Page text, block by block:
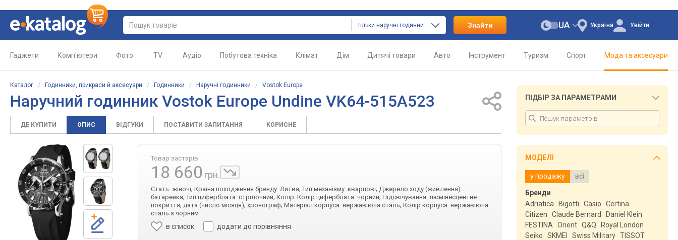
тільки наручні годинники Знайти Україна
UA Увійти
Гаджети Комп'ютери Фото TV Аудіо Побутова техніка Клімат Дім Дитячі товари Авто Інструмент Туризм Спорт Мода та аксесуари
Каталог / Годинники, прикраси й аксесуари / Годинники / Наручні годинники / Vostok Europe
Наручний годинник Vostok Europe Undine VK64-515A523
ДЕ КУПИТИ ОПИС ВІДГУКИ ПОСТАВИТИ ЗАПИТАННЯ КОРИСНЕ
Товар застарів
18 660 грн.
Стать: жіночі; Країна походження бренду: Литва; Тип механізму: кварцові; Джерело ходу (живлення):
батарейка; Тип циферблата: стрілочний; Колір: Колір циферблата: чорний; Підсвічування: люмінесцентне
покриття; дата (число місяця); хронограф; Матеріал корпуса: нержавіюча сталь; Колір корпуса: нержавіюча
сталь з чорним
в список додати до порівняння
ПІДБІР ЗА ПАРАМЕТРАМИ
МОДЕЛІ
у продажу всі
Бренди
Adriatica
Bigotti Casio
Certina
Citizen
Claude Bernard
Daniel Klein
FESTINA
Orient Q&Q
Royal London
Seiko
SKMEI Swiss Military TISSOT